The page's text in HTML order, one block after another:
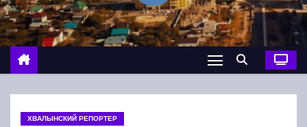
о
м
у
ХВАЛЫНСКИЙ РЕПОРТЕР